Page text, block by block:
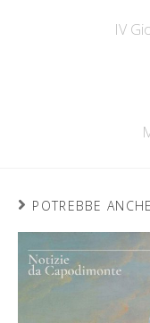
IV
POTREBBE